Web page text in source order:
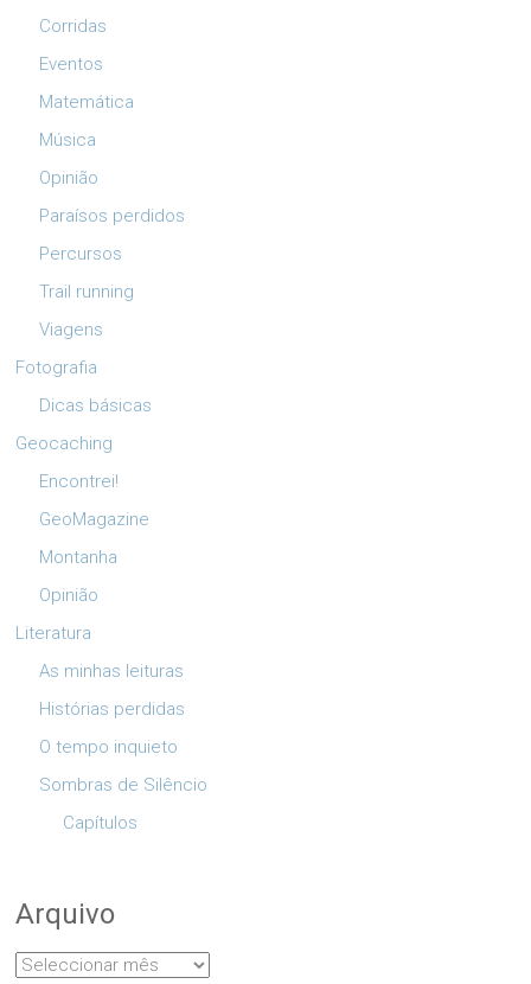
Corridas
Eventos
Matemática
Música
Opinião
Paraísos perdidos
Percursos
Trail running
Viagens
Fotografia
Dicas básicas
Geocaching
Encontrei!
GeoMagazine
Montanha
Opinião
Literatura
As minhas leituras
Histórias perdidas
O tempo inquieto
Sombras de Silêncio
Capítulos
Arquivo
Arquivo